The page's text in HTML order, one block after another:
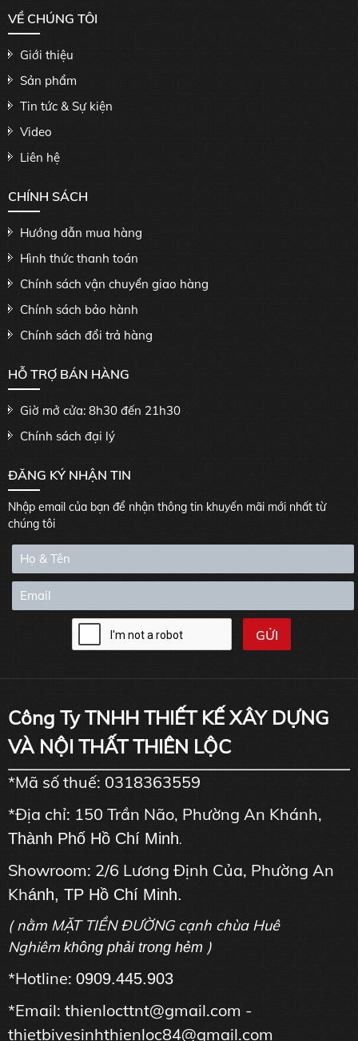
VỀ CHÚNG TÔI
Giới thiệu
Sản phẩm
Tin tức & Sự kiện
Video
Liên hệ
CHÍNH SÁCH
Hướng dẫn mua hàng
Hình thức thanh toán
Chính sách vận chuyển giao hàng
Chính sách bảo hành
Chính sách đổi trả hàng
HỖ TRỢ BÁN HÀNG
Giờ mở cửa: 8h30 đến 21h30
Chính sách đại lý
ĐĂNG KÝ NHẬN TIN
Nhập email của bạn để nhận thông tin khuyến mãi mới nhất từ
chúng tôi
Công Ty TNHH THIẾT KẾ XÂY DỰNG
VÀ NỘI THẤT THIÊN LỘC
*Mã số thuế: 0318363559
*Địa chỉ: 150 Trần Não, Phường An Khánh,
Thành Phố Hồ Chí Minh.
Showroom: 2/6 Lương Định Của, Phường An
Khánh, TP Hồ Chí Minh.
( nằm MẶT TIỀN ĐƯỜNG cạnh chùa Huê
Nghiêm không phải trong hẻm )
*Hotline: 0909.445.903
*Email: thienlocttnt@gmail.com -
thietbivesinhthienloc84@gmail.com